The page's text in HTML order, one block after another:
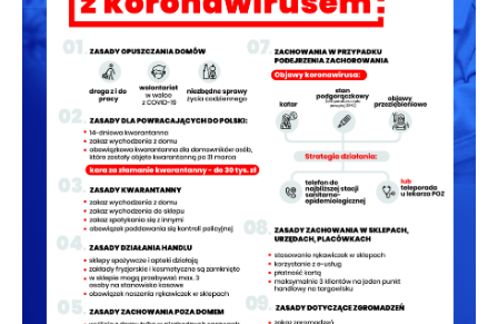
podmiotów trzecich lub firm będących naszymi partnerami
oraz innych dostawców usług. Firmy te działają w charakterze
pośredników prezentujących nasze treści w postaci
wiadomości, ofert, komunikatów mediów społecznościowych.